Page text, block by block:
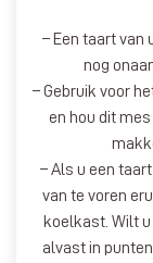
– Een taart van
nog
– Gebruik voor
en hou dit
– Als u een
van te voren
koelkast. Wilt
alvast in